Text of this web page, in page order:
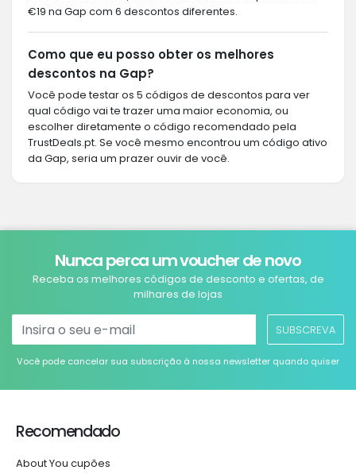
€19 na Gap com 6 descontos diferentes.
Como que eu posso obter os melhores
descontos na Gap?
Você pode testar os 5 códigos de descontos para ver
qual código vai te trazer uma maior economia, ou
escolher diretamente o código recomendado pela
TrustDeals.pt. Se você mesmo encontrou um código ativo
da Gap, seria um prazer ouvir de você.
Nunca perca um voucher de novo
Receba os melhores códigos de desconto e ofertas, de
milhares de lojas
SUBSCREVA
Você pode cancelar sua subscrição à nossa newsletter quando quiser
Recomendado
About You cupões